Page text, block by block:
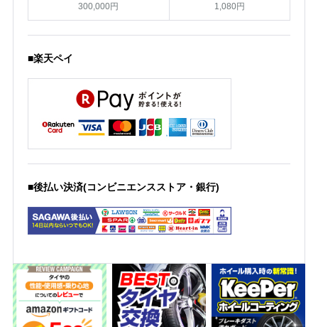
300,000円 1,080円
■楽天ペイ
■後払い決済(コンビニエンスストア・銀行)